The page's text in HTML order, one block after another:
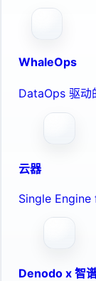
WhaleOps
DataOps 驱动
云器
Single Engine
Denodo x 智